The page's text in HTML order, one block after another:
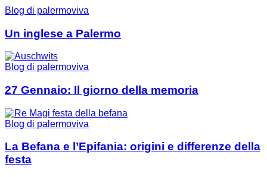
Blog di palermoviva
Un inglese a Palermo
Blog di palermoviva
27 Gennaio: Il giorno della memoria
Blog di palermoviva
La Befana e l’Epifania: origini e differenze della
festa